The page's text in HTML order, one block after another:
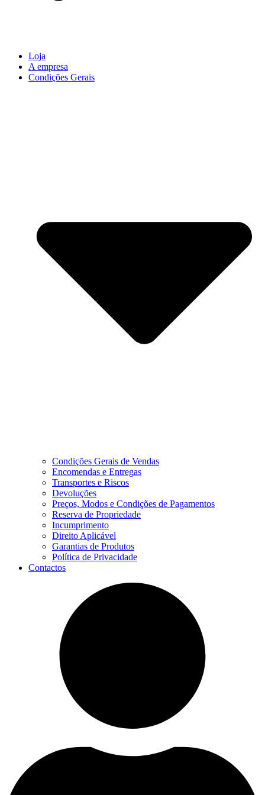
Loja
A empresa
Condições Gerais
Condições Gerais de Vendas
Encomendas e Entregas
Transportes e Riscos
Devoluções
Preços, Modos e Condições de Pagamentos
Reserva de Propriedade
Incumprimento
Direito Aplicável
Garantias de Produtos
Política de Privacidade
Contactos